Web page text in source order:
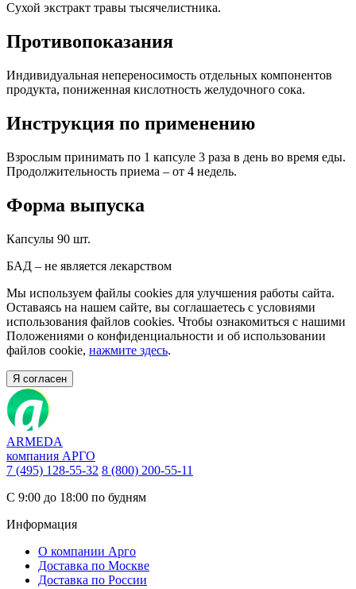
Сухой экстракт травы тысячелистника.
Противопоказания
Индивидуальная непереносимость отдельных компонентов
продукта, пониженная кислотность желудочного сока.
Инструкция по применению
Взрослым принимать по 1 капсуле 3 раза в день во время еды.
Продолжительность приема – от 4 недель.
Форма выпуска
Капсулы 90 шт.
БАД – не является лекарством
Мы используем файлы cookies для улучшения работы сайта.
Оставаясь на нашем сайте, вы соглашаетесь с условиями
использования файлов cookies. Чтобы ознакомиться с нашими
Положениями о конфиденциальности и об использовании
файлов cookie, нажмите здесь.
Я согласен
ARMEDA
компания АРГО
7 (495) 128-55-32 8 (800) 200-55-11
С 9:00 до 18:00 по будням
Информация
О компании Арго
Доставка по Москве
Доставка по России